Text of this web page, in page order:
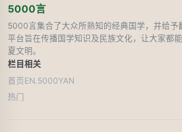
5000言
5000言集合了大众所熟知的经典国学，并给予
平台旨在传播国学知识及民族文化，让大家都
夏文明。
栏目
首页
热门
相关
EN.5000YAN